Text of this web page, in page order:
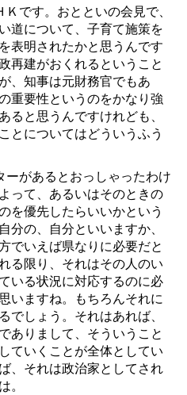
です。おとといの会見で、
道について、子育て施策を
表明されたかと思うんです
再建がおくれるということ
、知事は元財務官でもあ
重要性というのをかなり強
ると思うんですけれども、
とについてはどういうふう
があるとおっしゃったわけ
って、あるいはそのときの
を優先したらいいかという
分の、自分といいますか、
でいえば県なりに必要だと
る限り、それはその人のい
いる状況に対応するのに必
いますね。もちろんそれに
しょう。それはあれば、
ありまして、そういうこと
ていくことが全体としてい
、それは政治家としてされ